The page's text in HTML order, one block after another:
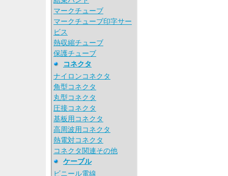
マークチューブ
マークチューブ印字サー
ビス
熱収縮チューブ
保護チューブ
コネクタ
ナイロンコネクタ
角型コネクタ
丸型コネクタ
圧接コネクタ
基板用コネクタ
高周波用コネクタ
熱電対コネクタ
コネクタ関連その他
ケーブル
ビニール電線